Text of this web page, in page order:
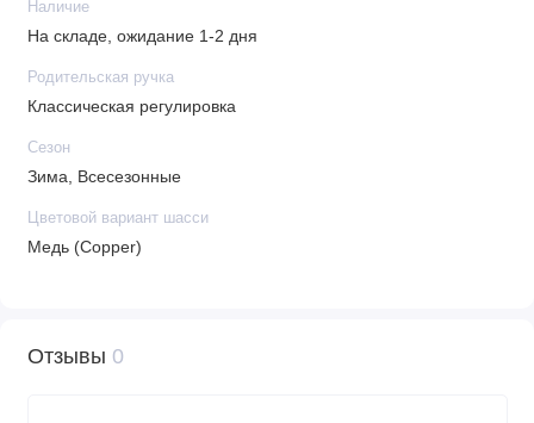
Наличие
На складе, ожидание 1-2 дня
Родительская ручка
Классическая регулировка
Сезон
Зима, Всесезонные
Цветовой вариант шасси
Медь (Copper)
Отзывы 0